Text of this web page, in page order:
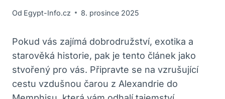
Od Egypt-Info.cz 8. prosince 2025
Pokud vás zajímá dobrodružství, exotika a
starověká historie, pak je tento článek jako
stvořený pro vás. Připravte se na vzrušující
cestu vzdušnou čarou z Alexandrie do